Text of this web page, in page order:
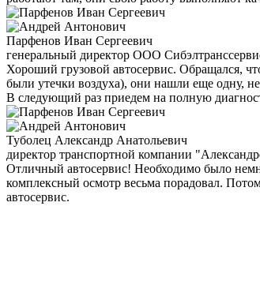
Парфенов Иван Сергеевич
генеральный директор ООО
Хороший грузовой автосервис. Обращался,
были утечки воздуха), они нашли еще одну,
В следующий раз приедем на полную
Туболец Александр Анатольевич
директор транспортной компании
Отличный автосервис! Необходимо было
комплексный осмотр весьма порадовал.
автосервис.